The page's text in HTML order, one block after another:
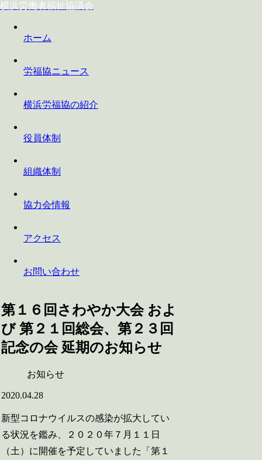
横浜労働者福祉協議会
ホーム
労福協ニュース
横浜労福協の紹介
役員体制
組織体制
協力会情報
アクセス
お問い合わせ
第１６回さわやか大会 およ
び 第２１回総会、第２３回
記念の会 延期のお知らせ
お知らせ
2020.04.28
新型コロナウイルスの感染が拡大してい
る状況を鑑み、２０２０年７月１１日
（土）に開催を予定していました「第１